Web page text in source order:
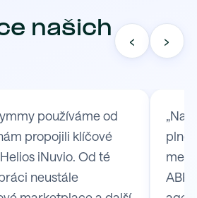
našich
‹ ›
používáme od
propojili klíčové
iNuvio. Od té
neustále
„Na
plně
mezi